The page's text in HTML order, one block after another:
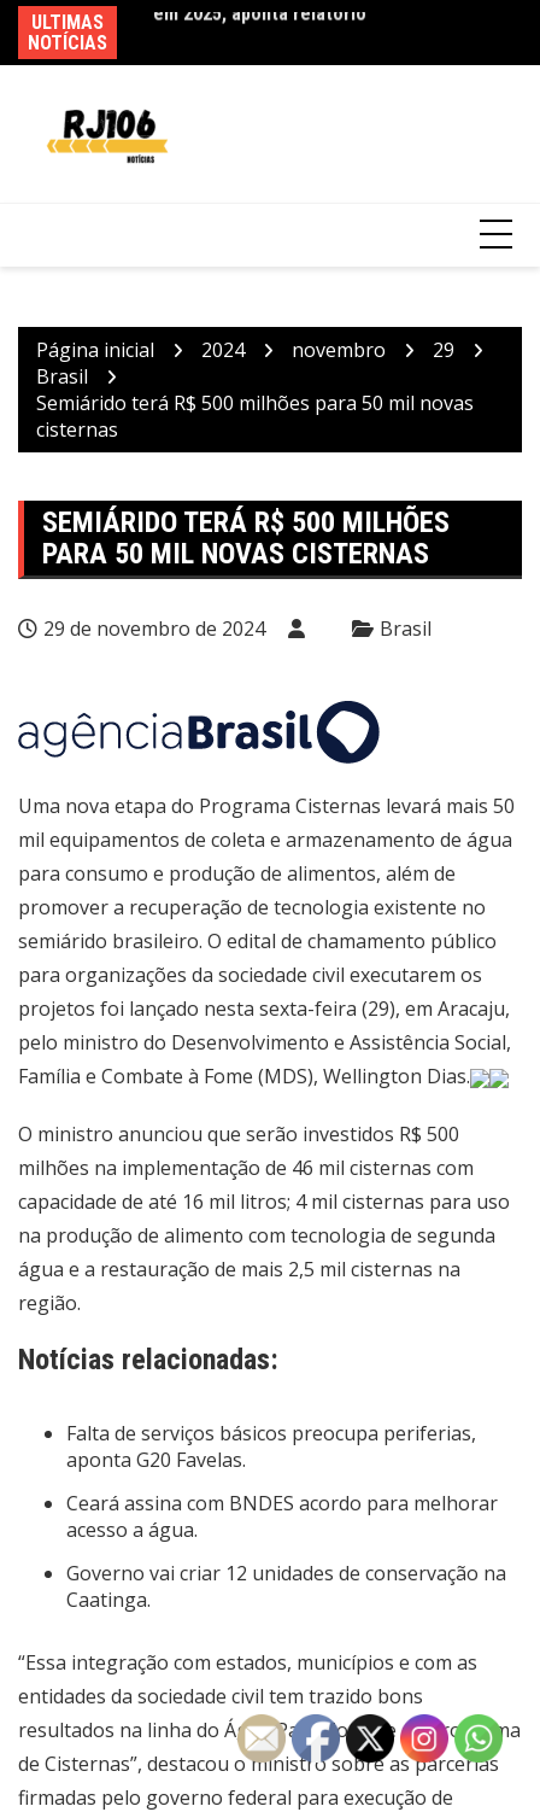
para
o
ULTIMAS
NOTÍCIAS
Página inicial 2024 novembro
29
Brasil
Semiárido terá R$ 500 milhões para 50 mil novas
cisternas
SEMIÁRIDO TERÁ R$ 500 MILHÕES
PARA 50 MIL NOVAS CISTERNAS
29 de novembro de 2024 Brasil
Uma nova etapa do Programa Cisternas levará mais 50
mil equipamentos de coleta e armazenamento de água
para consumo e produção de alimentos, além de
promover a recuperação de tecnologia existente no
semiárido brasileiro. O edital de chamamento público
para organizações da sociedade civil executarem os
projetos foi lançado nesta sexta-feira (29), em Aracaju,
pelo ministro do Desenvolvimento e Assistência Social,
Família e Combate à Fome (MDS), Wellington Dias.
O ministro anunciou que serão investidos R$ 500
milhões na implementação de 46 mil cisternas com
capacidade de até 16 mil litros; 4 mil cisternas para uso
na produção de alimento com tecnologia de segunda
água e a restauração de mais 2,5 mil cisternas na
região.
Notícias relacionadas:
Falta de serviços básicos preocupa periferias,
aponta G20 Favelas.
Ceará assina com BNDES acordo para melhorar
acesso a água.
Governo vai criar 12 unidades de conservação na
Caatinga.
“Essa integração com estados, municípios e com as
entidades da sociedade civil tem trazido bons
resultados na linha do Água Para Todos e do Programa
de Cisternas”, destacou o ministro sobre as parcerias
firmadas pelo governo federal para execução de